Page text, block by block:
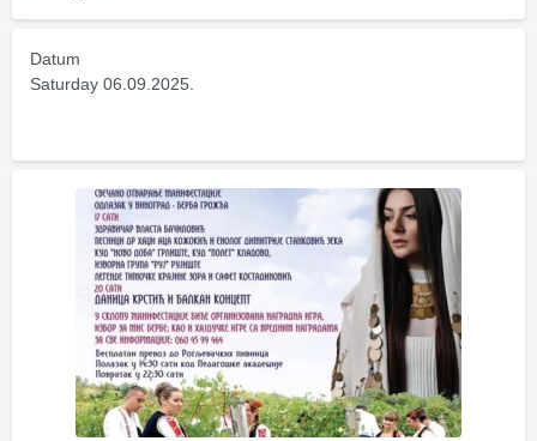
Datum
Saturday 06.09.2025.